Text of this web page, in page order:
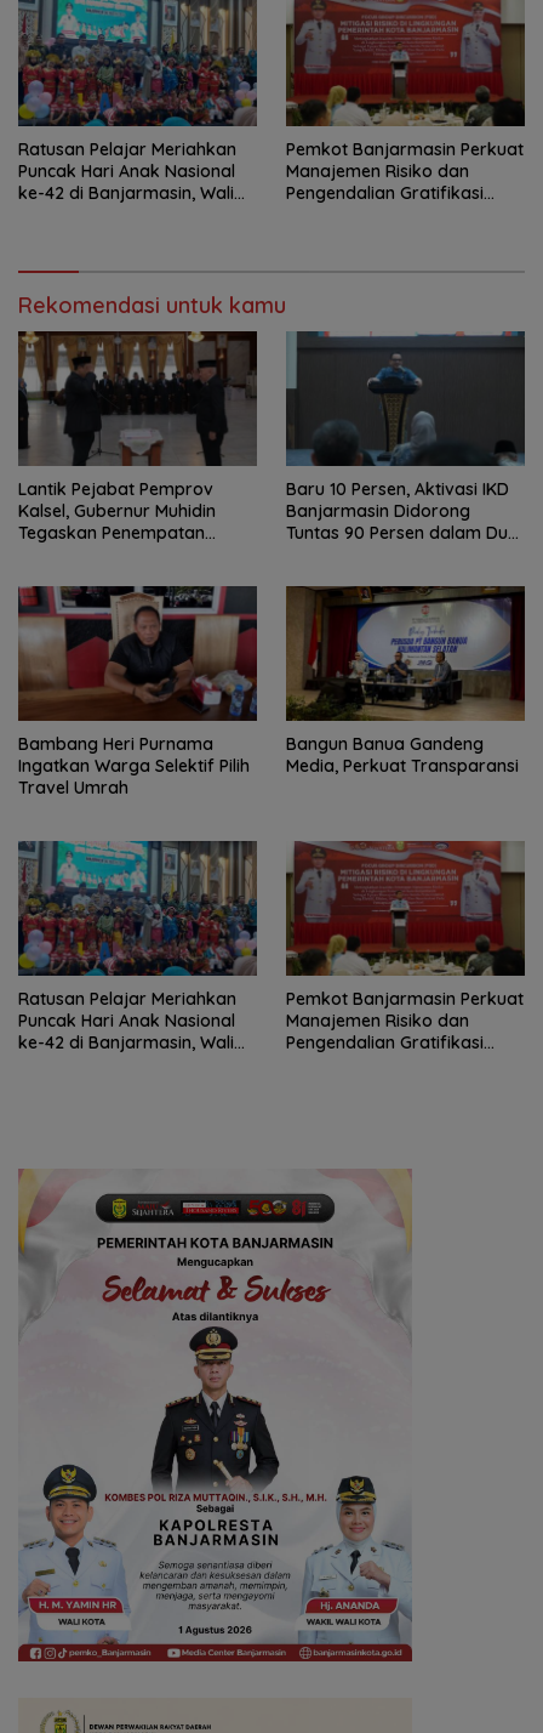
Ratusan Pelajar Meriahkan
Puncak Hari Anak Nasional
ke-42 di Banjarmasin, Wali
Pemkot Banjarmasin Perkuat
Manajemen Risiko dan
Pengendalian Gratifikasi
Rekomendasi untuk kamu
Lantik Pejabat Pemprov
Kalsel, Gubernur Muhidin
Tegaskan Penempatan
Baru 10 Persen, Aktivasi IKD
Banjarmasin Didorong
Tuntas 90 Persen dalam Dua
Bambang Heri Purnama
Ingatkan Warga Selektif Pilih
Travel Umrah
Bangun Banua Gandeng
Media, Perkuat Transparansi
Ratusan Pelajar Meriahkan
Puncak Hari Anak Nasional
ke-42 di Banjarmasin, Wali
Pemkot Banjarmasin Perkuat
Manajemen Risiko dan
Pengendalian Gratifikasi